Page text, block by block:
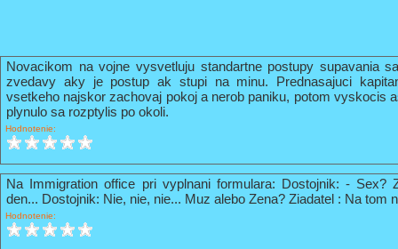
Novacikom na vojne vysvetluju standartne postupy supavania
zvedavy aky je postup ak stupi na minu. Prednasajuci
vsetkeho najskor zachovaj pokoj a nerob paniku, potom vyskocis
plynulo sa rozptylis po okoli.
Hodnotenie:
Na Immigration office pri vyplnani formulara: Dostojnik: - Sex?
den... Dostojnik: Nie, nie, nie... Muz alebo Zena? Ziadatel : Na tom
Hodnotenie: